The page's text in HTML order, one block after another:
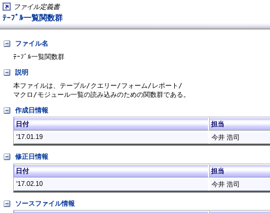
ファイル定義書
ﾃｰﾌﾞﾙ一覧関数群
ファイル名
ﾃｰﾌﾞﾙ一覧関数群
説明
本ファイルは、テーブル/クエリー/フォーム/レポート/
作成日情報
日付
担当
'17.01.19
今井 浩司
修正日情報
日付
担当
'17.02.10
今井 浩司
ソースファイル情報